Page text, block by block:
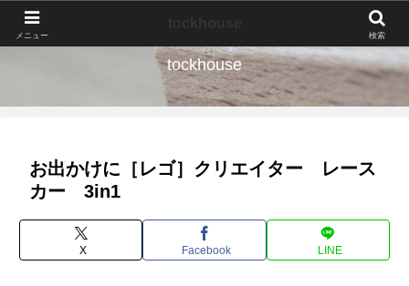
tockhouse
お出かけに［レゴ］クリエイター レース
カー 3in1
X Facebook LINE
メニュー 検索